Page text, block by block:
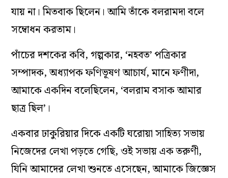
যায় না। মিতবাক ছিলেন। আমি তাঁকে বলরামদা বলে
সম্বোধন করতাম।
পাঁচের দশকের কবি, গল্পকার, ‘নহবত’ পত্রিকার
সম্পাদক, অধ্যাপক ফণিভূষণ আচার্য, মানে ফণীদা,
আমাকে একদিন বলেছিলেন, ‘বলরাম বসাক আমার
ছাত্র ছিল’।
একবার ঢাকুরিয়ার দিকে একটি ঘরোয়া সাহিত্য সভায়
নিজেদের লেখা পড়তে গেছি, ওই সভায় এক তরুণী,
যিনি আমাদের লেখা শুনতে এসেছেন, আমাকে জিজ্ঞেস